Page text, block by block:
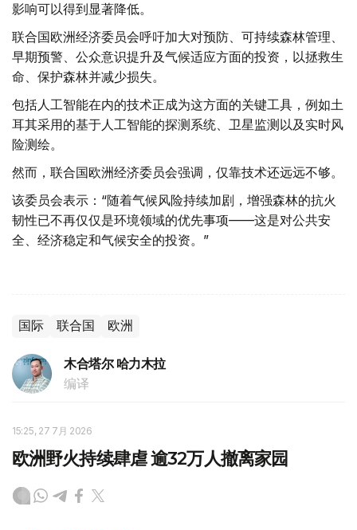
影响可以得到显著降低。
联合国欧洲经济委员会呼吁加大对预防、可持续森林管理、
早期预警、公众意识提升及气候适应方面的投资，以拯救生
命、保护森林并减少损失。
包括人工智能在内的技术正成为这方面的关键工具，例如土
耳其采用的基于人工智能的探测系统、卫星监测以及实时风
险测绘。
然而，联合国欧洲经济委员会强调，仅靠技术还远远不够。
该委员会表示：“随着气候风险持续加剧，增强森林的抗火
韧性已不再仅仅是环境领域的优先事项——这是对公共安
全、经济稳定和气候安全的投资。”
国际 联合国 欧洲
木合塔尔 哈力木拉
编译
15:25, 27 7月 2026
欧洲野火持续肆虐 逾32万人撤离家园